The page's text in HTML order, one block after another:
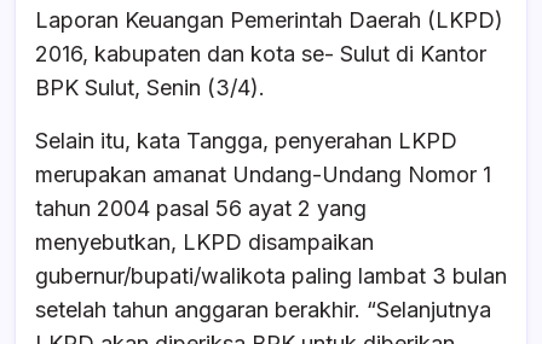
Laporan Keuangan Pemerintah Daerah (LKPD)
2016, kabupaten dan kota se- Sulut di Kantor
BPK Sulut, Senin (3/4).
Selain itu, kata Tangga, penyerahan LKPD
merupakan amanat Undang-Undang Nomor 1
tahun 2004 pasal 56 ayat 2 yang
menyebutkan, LKPD disampaikan
gubernur/bupati/walikota paling lambat 3 bulan
setelah tahun anggaran berakhir. “Selanjutnya